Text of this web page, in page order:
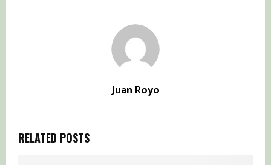
Juan Royo
RELATED POSTS